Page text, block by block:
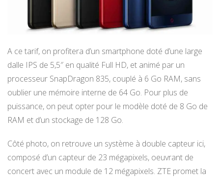
A ce tarif, on profitera d’un smartphone doté d’une large
dalle IPS de 5,5″ en qualité Full HD, et animé par un
processeur SnapDragon 835, couplé à 6 Go RAM, sans
oublier une mémoire interne de 64 Go. Pour plus de
puissance, on peut opter pour le modèle doté de 8 Go de
RAM et d’un stockage de 128 Go.
Côté photo, on retrouve un système à double capteur ici,
composé d’un capteur de 23 mégapixels, oeuvrant de
concert avec un module de 12 mégapixels. ZTE promet la